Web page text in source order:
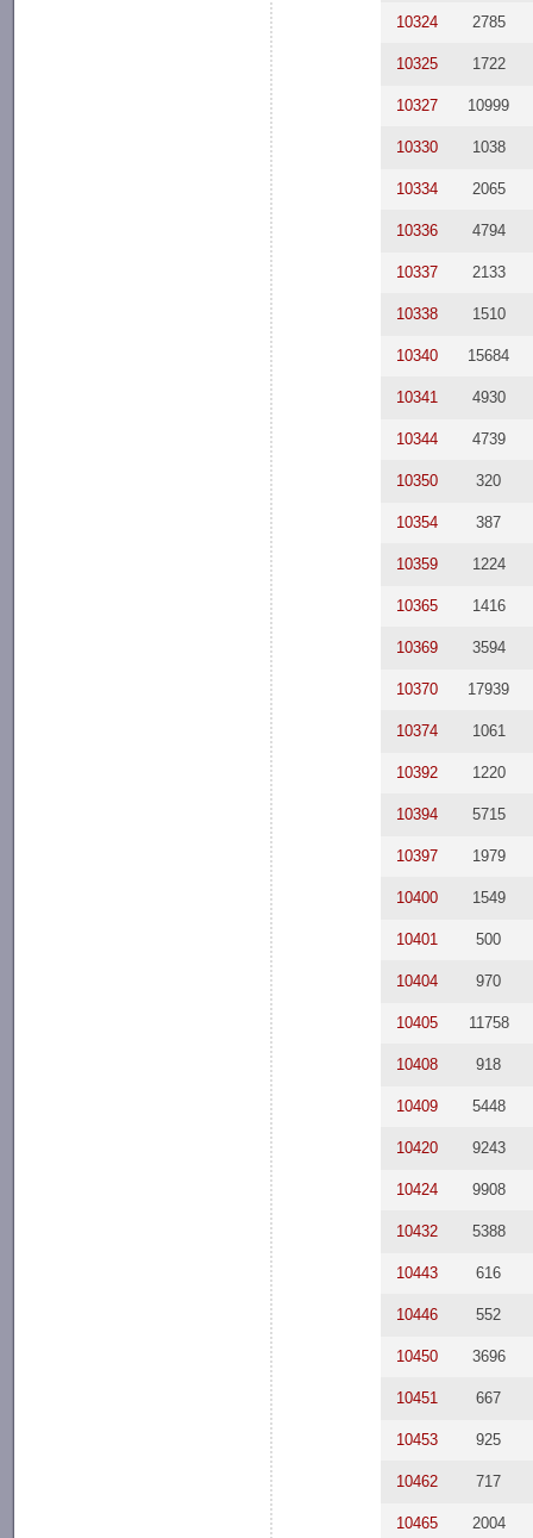
10324 2785
10325 1722
10327 10999
10330 1038
10334 2065
10336 4794
10337 2133
10338 1510
10340 15684
10341 4930
10344 4739
10350 320
10354 387
10359 1224
10365 1416
10369 3594
10370 17939
10374 1061
10392 1220
10394 5715
10397 1979
10400 1549
10401 500
10404 970
10405 11758
10408 918
10409 5448
10420 9243
10424 9908
10432 5388
10443 616
10446 552
10450 3696
10451 667
10453 925
10462 717
10465 2004